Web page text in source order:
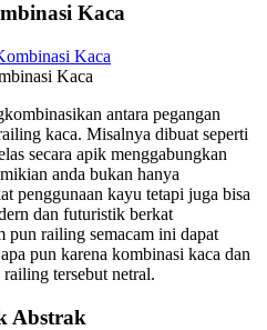
Kaca
Kaca
antara pegangan
kaca. Misalnya dibuat seperti
secara apik menggabungkan
anda bukan hanya
penggunaan kayu tetapi juga bisa
dan futuristik berkat
pun railing semacam ini dapat
pun karena kombinasi kaca dan
tersebut netral.
Abstrak